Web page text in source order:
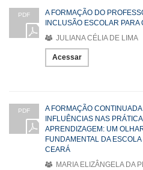
PDF
A FORMAÇÃO DO
INCLUSÃO ESCOLAR
JULIANA CÉLIA DE LIMA
Acessar
PDF
A FORMAÇÃO
INFLUÊNCIAS NAS
APRENDIZAGEM: UM
FUNDAMENTAL DA
CEARÁ
MARIA ELIZÂNGELA DA